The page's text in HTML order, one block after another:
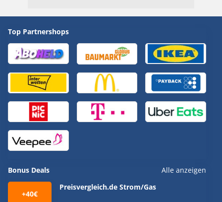
Top Partnershops
Bonus Deals Alle anzeigen
+40€
Preisvergleich.de Strom/Gas